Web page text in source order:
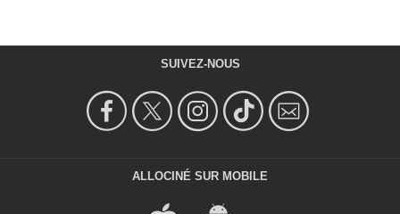
SUIVEZ-NOUS
ALLOCINÉ SUR MOBILE